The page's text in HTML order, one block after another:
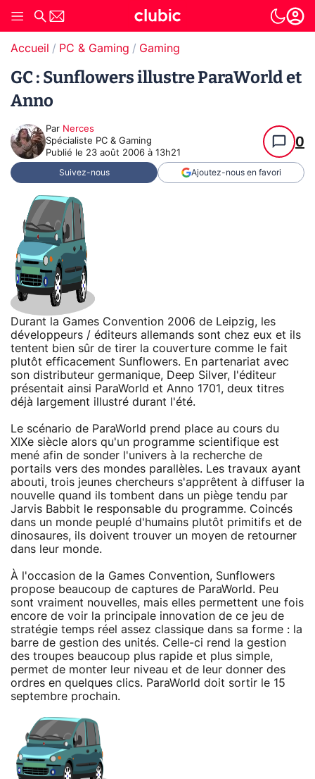
Accueil PC & Gaming Gaming
GC : Sunflowers illustre ParaWorld et
Anno
Par Nerces
Spécialiste PC & Gaming
Publié le 23 août 2006 à 13h21
0
Suivez-nous Ajoutez-nous en favori
Durant la Games Convention 2006 de Leipzig, les
développeurs / éditeurs allemands sont chez eux et ils
tentent bien sûr de tirer la couverture comme le fait
plutôt efficacement Sunflowers. En partenariat avec
son distributeur germanique, Deep Silver, l'éditeur
présentait ainsi ParaWorld et Anno 1701, deux titres
déjà largement illustré durant l'été.
Le scénario de ParaWorld prend place au cours du
XIXe siècle alors qu'un programme scientifique est
mené afin de sonder l'univers à la recherche de
portails vers des mondes parallèles. Les travaux ayant
abouti, trois jeunes chercheurs s'apprêtent à diffuser la
nouvelle quand ils tombent dans un piège tendu par
Jarvis Babbit le responsable du programme. Coincés
dans un monde peuplé d'humains plutôt primitifs et de
dinosaures, ils doivent trouver un moyen de retourner
dans leur monde.
À l'occasion de la Games Convention, Sunflowers
propose beaucoup de captures de ParaWorld. Peu
sont vraiment nouvelles, mais elles permettent une fois
encore de voir la principale innovation de ce jeu de
stratégie temps réel assez classique dans sa forme : la
barre de gestion des unités. Celle-ci rend la gestion
des troupes beaucoup plus rapide et plus simple,
permet de monter leur niveau et de leur donner des
ordres en quelques clics. ParaWorld doit sortir le 15
septembre prochain.